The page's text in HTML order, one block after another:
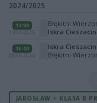
2024/2025
13:00
13.04.2025
Błękitni
Iskra
16:00
08.09.2024
Iskra
Błękitni
JAROSŁAW > KLASA B